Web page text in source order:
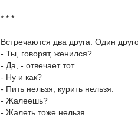
* * *
Встречаются два друга. Один
- Ты, говорят, женился?
- Да, - отвечает тот.
- Ну и как?
- Пить нельзя, курить нельзя.
- Жалеешь?
- Жалеть тоже нельзя.